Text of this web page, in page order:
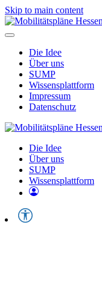
Skip to main content
Die Idee
Über uns
SUMP
Wissensplattform
Impressum
Datenschutz
Die Idee
Über uns
SUMP
Wissensplattform